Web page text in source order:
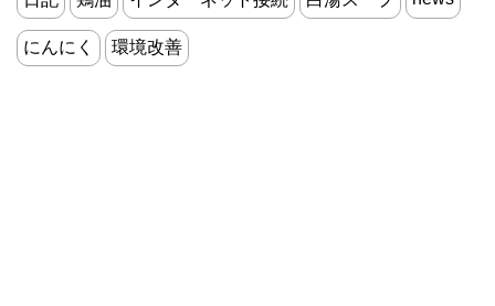
にんにく 環境改善